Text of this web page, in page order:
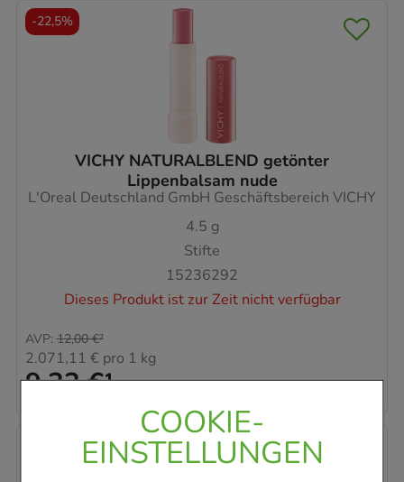
COOKIE-
EINSTELLUNGEN
VICHY NATURALBLEND getönter
Lippenbalsam nude
L'Oreal Deutschland GmbH Geschäftsbereich VICHY
4.5 g
Stifte
15236292
Dieses Produkt ist zur Zeit nicht verfügbar
9,32 €¹
AVP: 12,00 €²
2.071,11 € pro 1 kg
-22,5%